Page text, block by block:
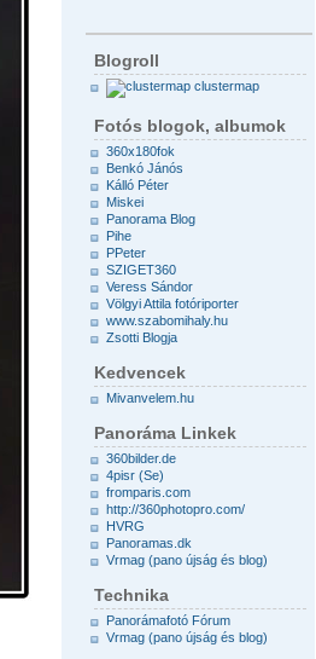
Blogroll
clustermap
Fotós blogok, albumok
360x180fok
Benkó Jánós
Kálló Péter
Miskei
Panorama Blog
Pihe
PPeter
SZIGET360
Veress Sándor
Völgyi Attila fotóriporter
www.szabomihaly.hu
Zsotti Blogja
Kedvencek
Mivanvelem.hu
Panoráma Linkek
360bilder.de
4pisr (Se)
fromparis.com
http://360photopro.com/
HVRG
Panoramas.dk
Vrmag (pano újság és blog)
Technika
Panorámafotó Fórum
Vrmag (pano újság és blog)